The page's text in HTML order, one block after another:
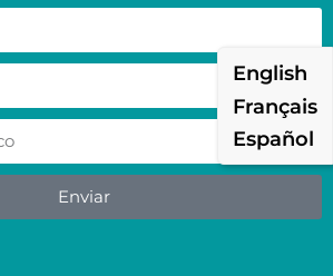
Enviar
English
Français
Español